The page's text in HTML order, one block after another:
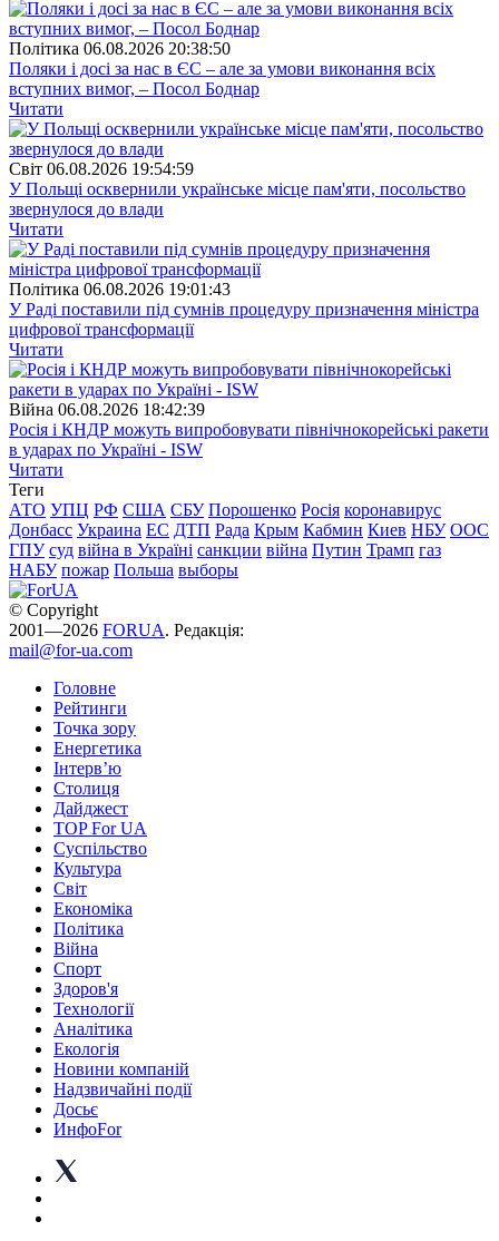
Полiтика 06.08.2026 20:38:50
Поляки і досі за нас в ЄС – але за умови виконання всіх
вступних вимог, – Посол Боднар
Читати
Свiт 06.08.2026 19:54:59
У Польщі осквернили українське місце пам'яти, посольство
звернулося до влади
Читати
Полiтика 06.08.2026 19:01:43
У Раді поставили під сумнів процедуру призначення міністра
цифрової трансформації
Читати
Війна 06.08.2026 18:42:39
Росія і КНДР можуть випробовувати північнокорейські ракети
в ударах по Україні - ISW
Читати
Теги
АТО УПЦ РФ США СБУ Порошенко Росія коронавирус
Донбасс Украина ЕС ДТП Рада Крым Кабмин Киев НБУ ООС
ГПУ суд війна в Україні санкции війна Путин Трамп газ
НАБУ пожар Польша выборы
© Copyright
2001—2026 FORUA. Редакція:
mail@for-ua.com
Головне
Рейтинги
Точка зору
Енергетика
Інтерв’ю
Столиця
Дайджест
TOP For UA
Суспiльство
Культура
Світ
Економіка
Політика
Війна
Спорт
Здоров'я
Технології
Аналітика
Екологія
Новини компаній
Надзвичайні події
Досьє
ИнфоFor